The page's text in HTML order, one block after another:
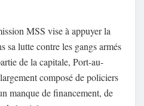
MSS vise à appuyer la
sa lutte contre les gangs armés
de la capitale, Port-au-
composé de policiers
manque de financement, de